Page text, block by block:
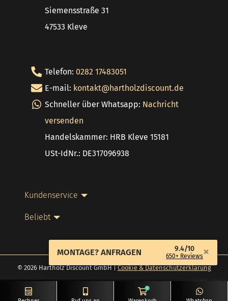
MONTAGE? ANFRAGEN 9.4/10
650+ Reviews×
0
Siemensstraße 31
47533 Kleve
Telefon: 0282 17483051
E-mail: kontakt@hartholzdiscount.de
Schneller über Whatsapp: Nachricht
versenden
Handelskammer: HRB Kleve 15181
USt-IdNr.: DE317096938
Kundenservice
Beliebt
© 2026 Hartholz Discount GmbH |Cookie & Datenschutzerklärung